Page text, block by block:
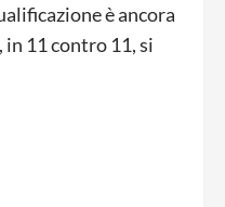
è ancora
11 contro 11, si